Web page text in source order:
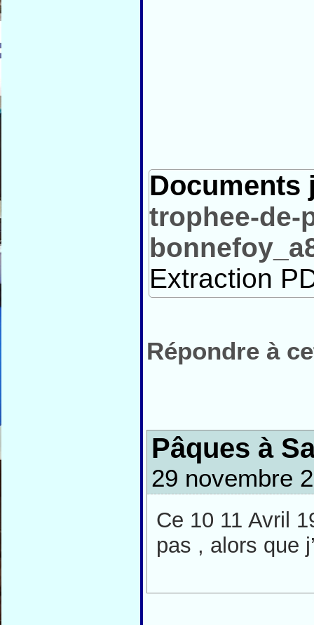
Documents
trophee-de-
Extraction
Répondre à
Pâques à
29 novembre
Ce 10 11 Avril
pas , alors que